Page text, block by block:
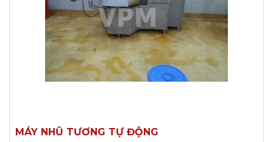
MÁY NHŨ TƯƠNG TỰ ĐỘNG